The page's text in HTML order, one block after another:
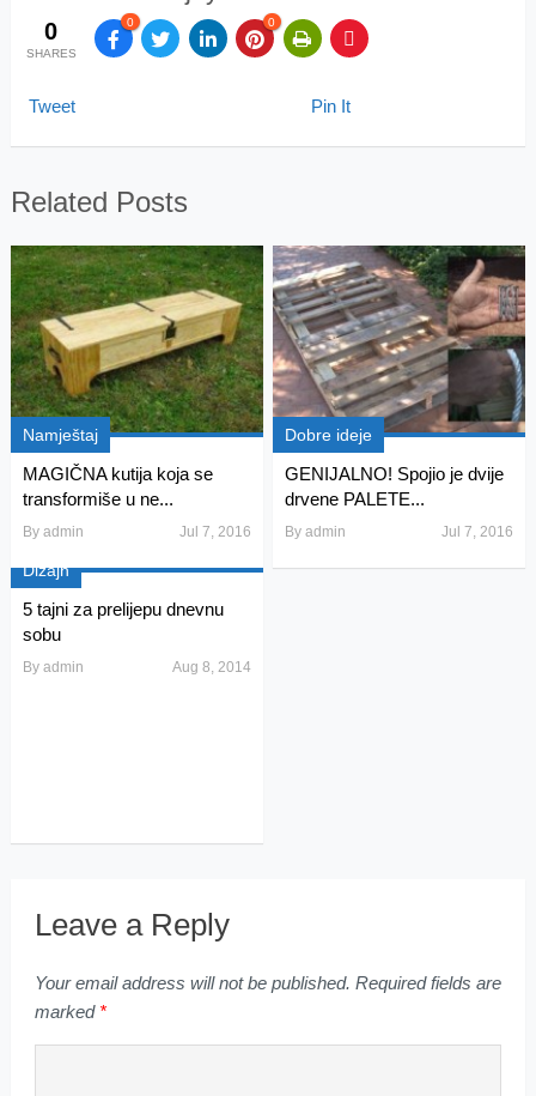
0
SHARES
0 0
Tweet Pin It
Related Posts
Namještaj
MAGIČNA kutija koja se
transformiše u ne...
By admin Jul 7, 2016
Dobre ideje
GENIJALNO! Spojio je dvije
drvene PALETE...
Byadmin Jul 7, 2016
Dizajn
5 tajni za prelijepu dnevnu
sobu
By admin Aug 8, 2014
Leave a Reply
Your email address will not be published. Required fields are
marked *